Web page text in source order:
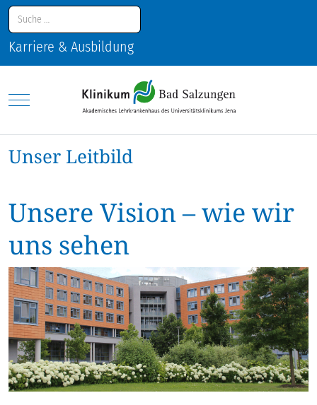
Suchen
Karriere & Ausbildung
Mobile Menu Toggle
Unser Leitbild
Unsere Vision – wie wir
uns sehen